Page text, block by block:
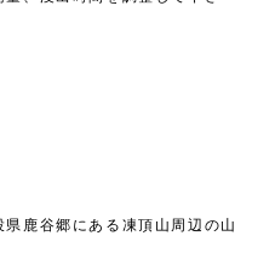
鹿谷郷にある凍頂山周辺の山